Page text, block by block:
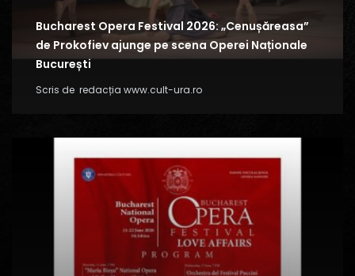
Bucharest Opera Festival 2026: „Cenușăreasa”
de Prokofiev ajunge pe scena Operei Naționale
București
Scris de redacția www.cult-ura.ro